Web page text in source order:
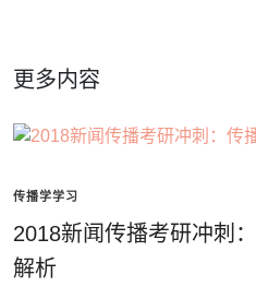
更多内容
传播学学习
2018新闻传播考研冲刺
解析